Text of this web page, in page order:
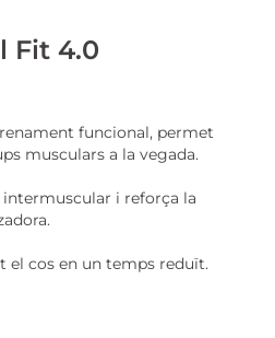
Fit 4.0
funcional, permet
musculars a la vegada.
i reforça la
el cos en un temps reduït.